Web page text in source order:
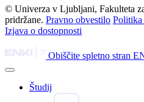
© Univerza v Ljubljani, Fakulteta
pridržane. Pravno obvestilo
Izjava o dostopnosti
Obiščite spletno stran
Študij